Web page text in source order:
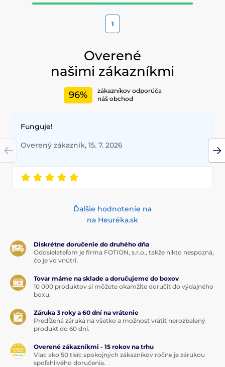
1
Overené
našimi zákazníkmi
96%
zákazníkov odporúča
náš obchod
Funguje!
Overený zákazník, 15. 7. 2026
Ďalšie hodnotenie na
na Heuréka.sk
Diskrétne doručenie do druhého dňa
Odosielateľom je firma FOTION, s.r.o., takže nikto nespozná,
čo je vo vnútri.
Tovar máme na sklade a doručujeme do boxov
10 000 produktov si môžete okamžite doručiť do výdajného
boxu.
Záruka 3 roky a 60 dní na vrátenie
Predĺžená záruka na všetko a možnosť vrátiť nerozbalený
produkt do 60 dní.
Overené zákazníkmi - 15 rokov na trhu
Viac ako 50 tisíc spokojných zákazníkov ročne je zárukou
spoľahlivého doručenia.